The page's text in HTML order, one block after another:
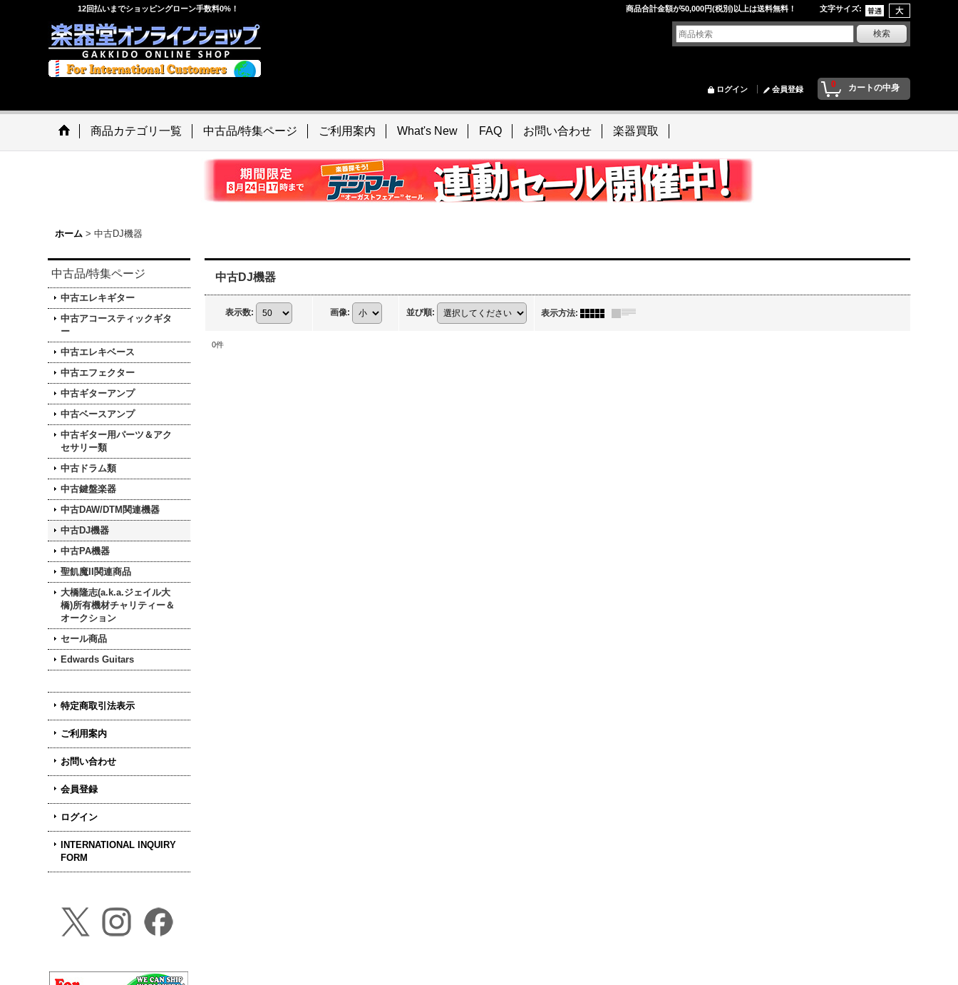
12回払いまでショッピングローン手数料0%！ 商品合計金額が50,000円(税別)以上は送料無料！ 文字サイズ:
0 カートの中身
ログイン 会員登録
商品カテゴリ一覧 中古品/特集ページ ご利用案内 What's New FAQ お問い合わせ 楽器買取
ホーム > 中古DJ機器
中古品/特集ページ
中古エレキギター
中古アコースティックギタ
ー
中古エレキベース
中古エフェクター
中古ギターアンプ
中古ベースアンプ
中古ギター用パーツ＆アク
セサリー類
中古ドラム類
中古鍵盤楽器
中古DAW/DTM関連機器
中古DJ機器
中古PA機器
聖飢魔II関連商品
大橋隆志(a.k.a.ジェイル大
橋)所有機材チャリティー＆
オークション
セール商品
Edwards Guitars
特定商取引法表示
ご利用案内
お問い合わせ
会員登録
ログイン
INTERNATIONAL INQUIRY
FORM
中古DJ機器
表示数: 画像: 並び順: 表示方法:
0件